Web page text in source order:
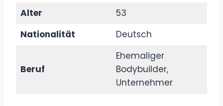
Alter
53
Nationalität
Deutsch
Beruf
Ehemaliger
Bodybuilder,
Unternehmer